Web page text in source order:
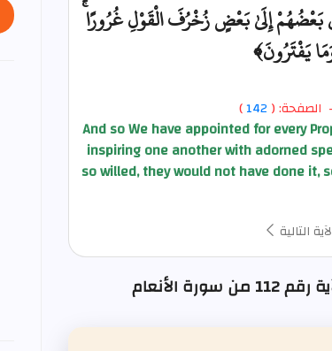
بَعْضُهُمْ إِلَىٰ بَعْضٍ زُخْرُفَ الْقَوْلِ غُرُورًا
يَفْتَرُونَ﴾
(
142
)
And so We have appointed for every
inspiring one another with adorned
so willed, they would not have done it,
التالية
الأنعام